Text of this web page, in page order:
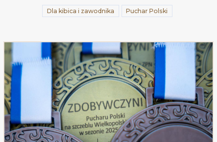
Dla kibica i zawodnika Puchar Polski